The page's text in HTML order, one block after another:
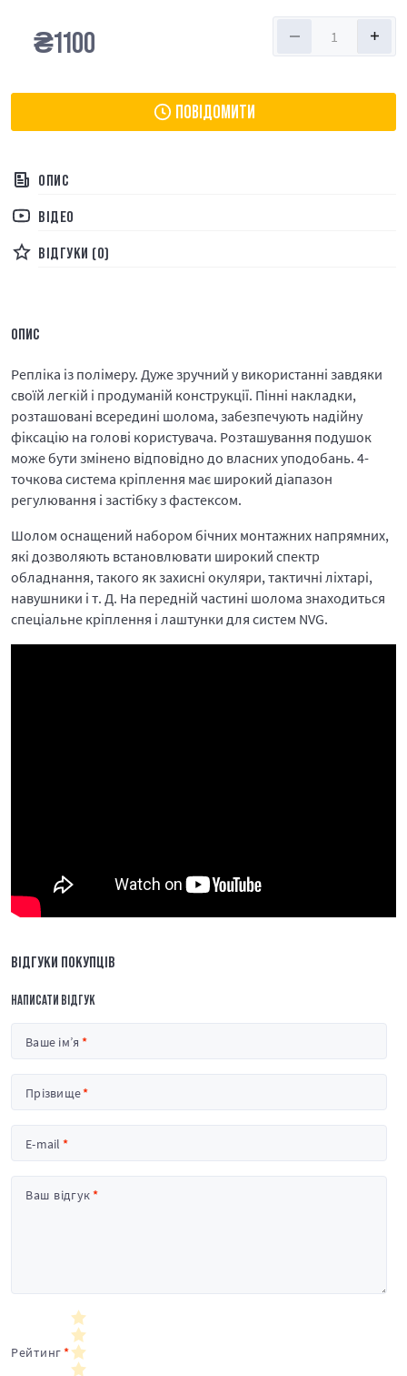
₴1100
ПОВІДОМИТИ
ОПИС
ВІДЕО
ВІДГУКИ (0)
ОПИС
Репліка із полімеру. Дуже зручний у використанні завдяки
своїй легкій і продуманій конструкції. Пінні накладки,
розташовані всередині шолома, забезпечують надійну
фіксацію на голові користувача. Розташування подушок
може бути змінено відповідно до власних уподобань. 4-
точкова система кріплення має широкий діапазон
регулювання і застібку з фастексом.
Шолом оснащений набором бічних монтажних напрямних,
які дозволяють встановлювати широкий спектр
обладнання, такого як захисні окуляри, тактичні ліхтарі,
навушники і т. Д. На передній частині шолома знаходиться
спеціальне кріплення і лаштунки для систем NVG.
ВІДГУКИ ПОКУПЦІВ
НАПИСАТИ ВІДГУК
Ваше ім’я
Прізвище
E-mail
Ваш відгук
Рейтинг